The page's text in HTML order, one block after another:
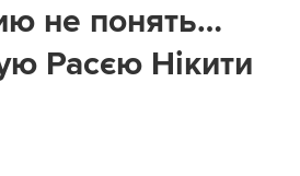
не понять…
Расєю Нікити